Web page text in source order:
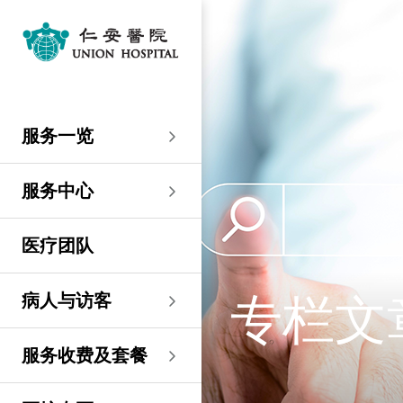
服务一览
服务一览
急症及门诊
专科服务
专科服务
妇产科／生殖医学
妇产科／生殖医学
妇产科
生殖医学科
外科
外科
乳房健康
泌尿外科
心胸肺外科
整形外科
骨科
内科
肠胃肝脏科
呼吸系统科
内分泌及糖尿科
肾科
肿瘤科
儿科
小儿外科及小儿泌尿科
过敏专科服务
其他医疗服务
其他医疗服务
健康检查
疫苗注射
物理治疗
言语治疗
服务中心
服务中心
大围仁安医院
仁安微创中心
儿科/婴儿健康中心
乳房保健及治疗中心
仁安内视镜及日间手
术中心
尖沙咀 H Zentre
尖沙咀 H Zentre
仁安肿瘤中心
仁安医疗造影体检中
心
尖沙咀美丽华广场
尖沙咀美丽华广场
仁安植发中心
仁安医院分科诊所 (尖
沙咀)
仁安医院分科诊所 (尖
仁安医院分科诊所 (尖
沙咀) 内视镜及日间治
疗中心
分科诊所
分科诊所
沙咀)
仁安医院分科诊所 (将
军澳)
仁安医院分科诊所
仁安医院分科诊所
仁安医院分科诊所
(荃湾)
医疗团队
病人与访客
病人与访客
入院准备
留院指南
部门服务时间
恶劣天气安排
病人权益
病人权益
病人与家庭委员会
意见回馈
健康资讯
健康资讯
小册子
服务收费及套餐
服务收费及套餐
医疗券计划
医护专区
费用预算
费用预算
度的先导计划
住院及手术费用预计表
服务费用预算
休假通知只适用于V-
CODE医生
护士训练学校
护士网上培训系统
(CNE)
关于仁安
仁安概览
纪念日志
医学研究
认证及奖项
仁心仁术慈善计划
资讯中心
资讯中心
新闻稿
专栏文章
小册子
感染控制
职位空缺
联络我们
位置及交通
意见回馈
其他查询
专栏文